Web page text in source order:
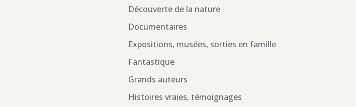
Découverte de la nature
Documentaires
Expositions, musées, sorties en famille
Fantastique
Grands auteurs
Histoires vraies, témoignages